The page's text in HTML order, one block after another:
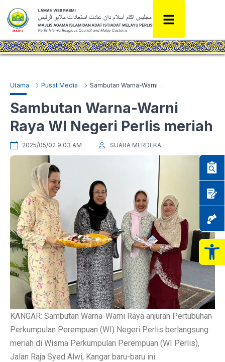
Utama Pusat Media Sambutan Warna-Warni Raya WI Negeri Perlis meriah
Sambutan Warna-Warni
Raya WI Negeri Perlis meriah
2025/05/02 9:03 AM SUARA MERDEKA
KANGAR: Sambutan Warna-Warni Raya anjuran Pertubuhan
Perkumpulan Perempuan (WI) Negeri Perlis berlangsung
meriah di Wisma Perkumpulan Perempuan (WI Perlis),
Jalan Raja Syed Alwi, Kangar baru-baru ini.